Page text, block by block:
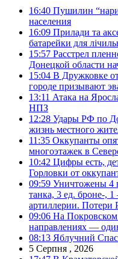
16:40 Пушилин
населения
16:09 Прилади та
батарейки для
15:57 Расстрел
Донецкой области
15:04 В Дружковке
городе призывают
13:11 Атака на
НПЗ
12:28 Удары РФ по
жизнь местного
11:35 Оккупанты
многоэтажек в
10:42 Цифры есть,
Горловки от
09:59 Уничтожены 4
танка, 3 ед. броне-,
артиллерии. Потери
09:06 На
направлениях —
08:13 Яблучний
5 Серпня , 2026